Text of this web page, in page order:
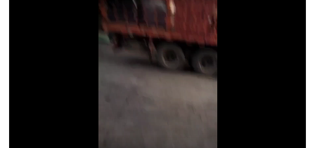
26+32号化妆级白油 46+68号化妆级白油